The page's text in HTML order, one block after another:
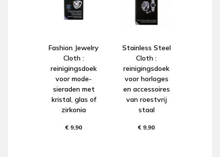
Fashion Jewelry
Cloth :
reinigingsdoek
voor mode-
sieraden met
kristal, glas of
zirkonia
€ 9,90
Stainless Steel
Cloth :
reinigingsdoek
voor horloges
en accessoires
van roestvrij
staal
€ 9,90